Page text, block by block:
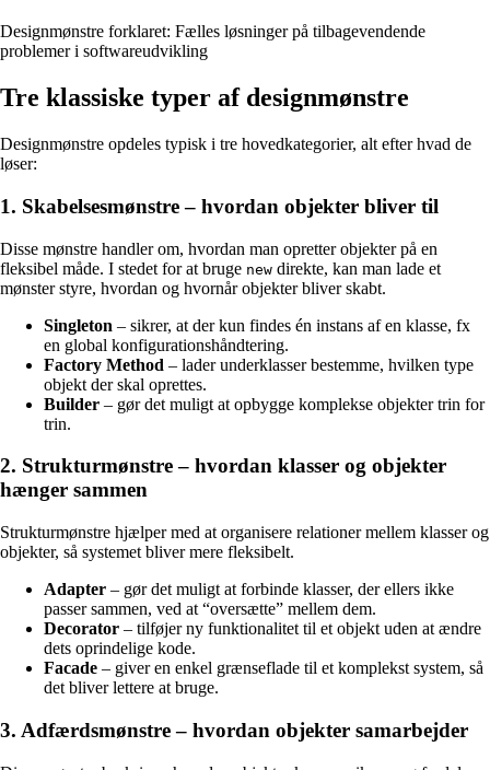
Designmønstre forklaret: Fælles løsninger på tilbagevendende
problemer i softwareudvikling
Tre klassiske typer af designmønstre
Designmønstre opdeles typisk i tre hovedkategorier, alt efter hvad de
løser:
1. Skabelsesmønstre – hvordan objekter bliver til
Disse mønstre handler om, hvordan man opretter objekter på en
fleksibel måde. I stedet for at bruge new direkte, kan man lade et
mønster styre, hvordan og hvornår objekter bliver skabt.
Singleton – sikrer, at der kun findes én instans af en klasse, fx
en global konfigurationshåndtering.
Factory Method – lader underklasser bestemme, hvilken type
objekt der skal oprettes.
Builder – gør det muligt at opbygge komplekse objekter trin for
trin.
2. Strukturmønstre – hvordan klasser og objekter
hænger sammen
Strukturmønstre hjælper med at organisere relationer mellem klasser og
objekter, så systemet bliver mere fleksibelt.
Adapter – gør det muligt at forbinde klasser, der ellers ikke
passer sammen, ved at “oversætte” mellem dem.
Decorator – tilføjer ny funktionalitet til et objekt uden at ændre
dets oprindelige kode.
Facade – giver en enkel grænseflade til et komplekst system, så
det bliver lettere at bruge.
3. Adfærdsmønstre – hvordan objekter samarbejder